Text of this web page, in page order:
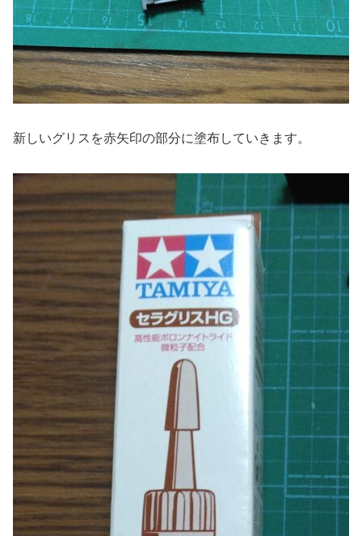
新しいグリスを赤矢印の部分に塗布していきます。